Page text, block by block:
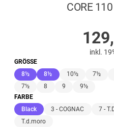
CORE
inkl.
GRÖSSE
8½(ausgewählt)
8½(ausgewählt)
10½ 7½
7½
8 9
9½
FARBE
Black(ausgewählt)
3 - COGNAC 7 -
T.d.moro